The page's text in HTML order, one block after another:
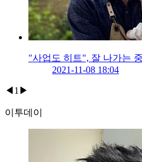
"사업도 히트", 잘 나가는
2021-11-08 18:04
◀ 1 ▶
이투데이